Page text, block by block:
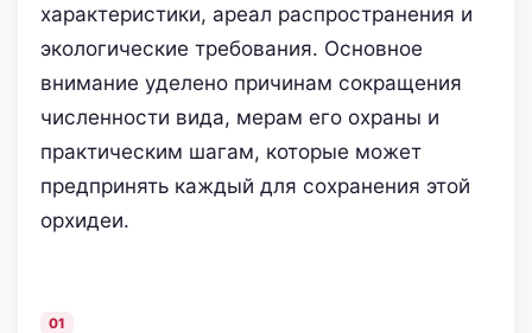
характеристики, ареал распространения и
экологические требования. Основное
внимание уделено причинам сокращения
численности вида, мерам его охраны и
практическим шагам, которые может
предпринять каждый для сохранения этой
орхидеи.